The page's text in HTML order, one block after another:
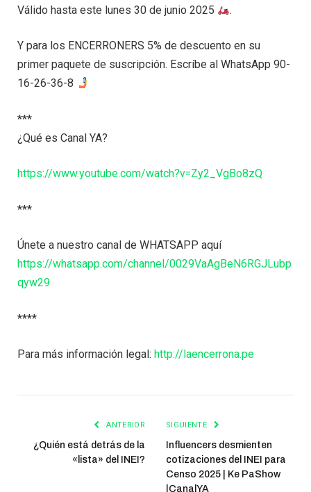
Válido hasta este lunes 30 de junio 2025
.
Y para los ENCERRONERS 5% de descuento en su
primer paquete de suscripción. Escríbe al WhatsApp 90-
16-26-36-8
***
¿Qué es Canal YA?
https://www.youtube.com/watch?v=Zy2_VgBo8zQ
***
Únete a nuestro canal de WHATSAPP aquí
https://whatsapp.com/channel/0029VaAgBeN6RGJLubp
qyw29
****
Para más información legal: http://laencerrona.pe
ANTERIOR
¿Quién está detrás de la
«lista» del INEI?
SIGUIENTE
Influencers desmienten
cotizaciones del INEI para
Censo 2025 | Ke PaShow
|CanalYA